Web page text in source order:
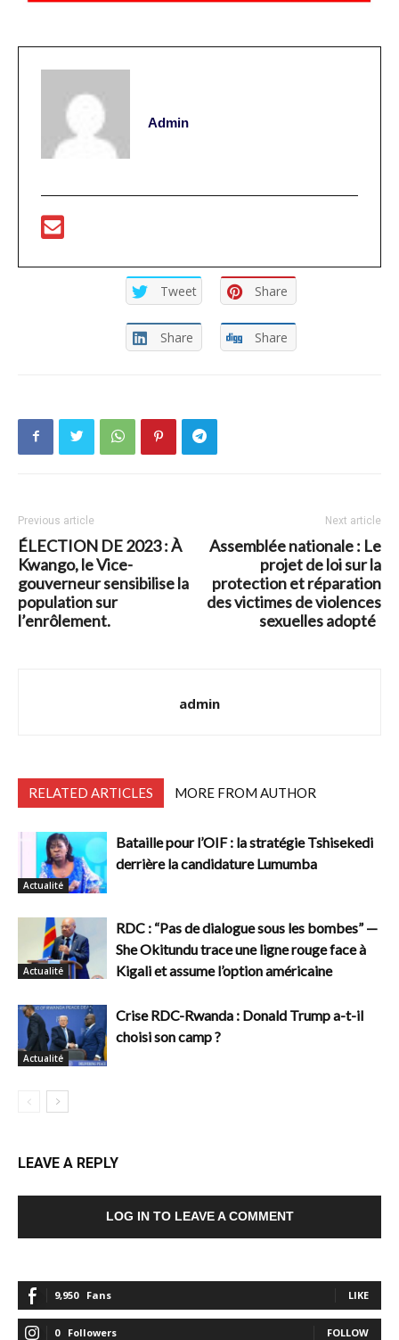
Admin
Tweet Share
Share Share
Previous article
ÉLECTION DE 2023 : À
Kwango, le Vice-
gouverneur sensibilise la
population sur
l’enrôlement.
Next article
Assemblée nationale : Le
projet de loi sur la
protection et réparation
des victimes de violences
sexuelles adopté
admin
RELATED ARTICLES MORE FROM AUTHOR
Actualité
Bataille pour l’OIF : la stratégie Tshisekedi
derrière la candidature Lumumba
Actualité
RDC : “Pas de dialogue sous les bombes” —
She Okitundu trace une ligne rouge face à
Kigali et assume l’option américaine
Actualité
Crise RDC-Rwanda : Donald Trump a-t-il
choisi son camp ?
LEAVE A REPLY
LOG IN TO LEAVE A COMMENT
9,950 Fans LIKE
0 Followers FOLLOW